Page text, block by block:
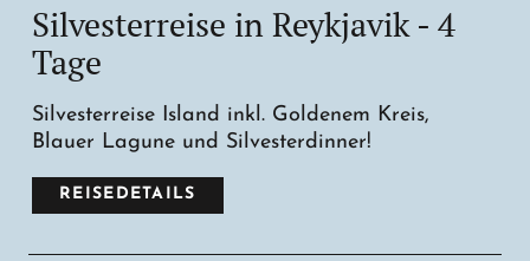
Silvesterreise in Reykjavik - 4
Tage
Silvesterreise Island inkl. Goldenem Kreis,
Blauer Lagune und Silvesterdinner!
REISEDETAILS